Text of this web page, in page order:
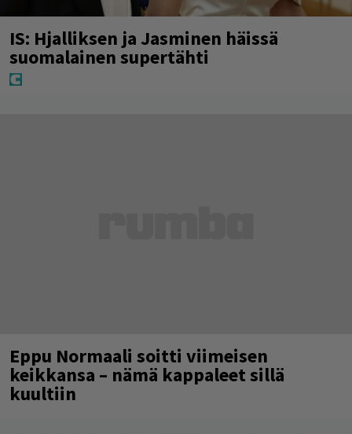
IS: Hjalliksen ja Jasminen häissä
suomalainen supertähti
Eppu Normaali soitti viimeisen
keikkansa – nämä kappaleet sillä
kuultiin